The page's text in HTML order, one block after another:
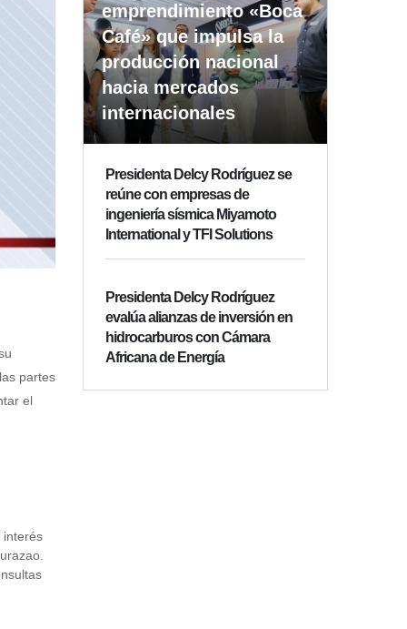
partes
el
interés
emprendimiento «Boca
Café» que impulsa la
producción nacional
hacia mercados
internacionales
Presidenta Delcy Rodríguez se
reúne con empresas de
ingeniería sísmica Miyamoto
International y TFI Solutions
Presidenta Delcy Rodríguez
evalúa alianzas de inversión en
hidrocarburos con Cámara
Africana de Energía